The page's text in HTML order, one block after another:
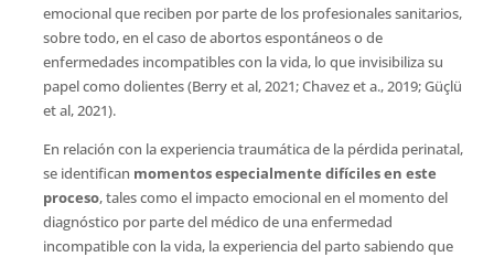
emocional que reciben por parte de los profesionales sanitarios,
sobre todo, en el caso de abortos espontáneos o de
enfermedades incompatibles con la vida, lo que invisibiliza su
papel como dolientes (Berry et al, 2021; Chavez et a., 2019; Güçlü
et al, 2021).
En relación con la experiencia traumática de la pérdida perinatal,
se identifican momentos especialmente difíciles en este
proceso, tales como el impacto emocional en el momento del
diagnóstico por parte del médico de una enfermedad
incompatible con la vida, la experiencia del parto sabiendo que